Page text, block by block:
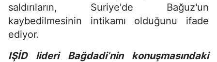
saldırıların, Suriye'de Bağuz'un
kaybedilmesinin intikamı olduğunu ifade
ediyor.
IŞİD lideri Bağdadi’nin konuşmasındaki